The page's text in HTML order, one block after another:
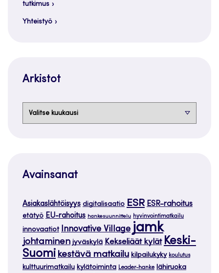
tutkimus
Yhteistyö
Arkistot
Avainsanat
Asiakaslähtöisyys digitalisaatio ESR ESR-rahoitus
etätyö EU-rahoitus hankesuunnittelu hyvinvointimatkailu
innovaatiot Innovative Village jamk
johtaminen jyväskylä Kekseliäät kylät Keski-
Suomi kestävä matkailu kilpailukyky koulutus
kulttuurimatkailu kylätoiminta Leader-hanke lähiruoka